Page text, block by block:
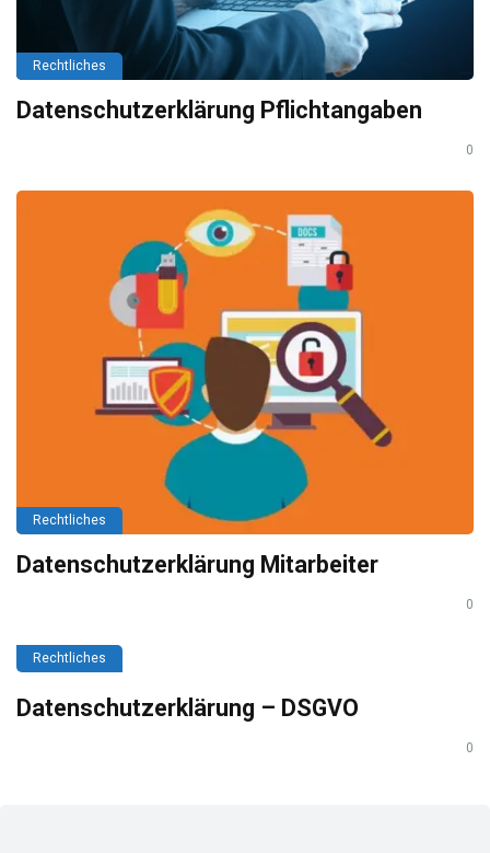
Rechtliches
Datenschutzerklärung Pflichtangaben
0
Rechtliches
Datenschutzerklärung Mitarbeiter
0
Rechtliches
Datenschutzerklärung – DSGVO
0